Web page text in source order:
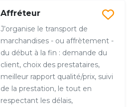
Affréteur
J’organise le transport de
marchandises - ou affrètement -
du début à la fin : demande du
client, choix des prestataires,
meilleur rapport qualité/prix, suivi
de la prestation, le tout en
respectant les délais,